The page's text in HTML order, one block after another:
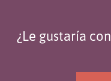
¿Le gustaría